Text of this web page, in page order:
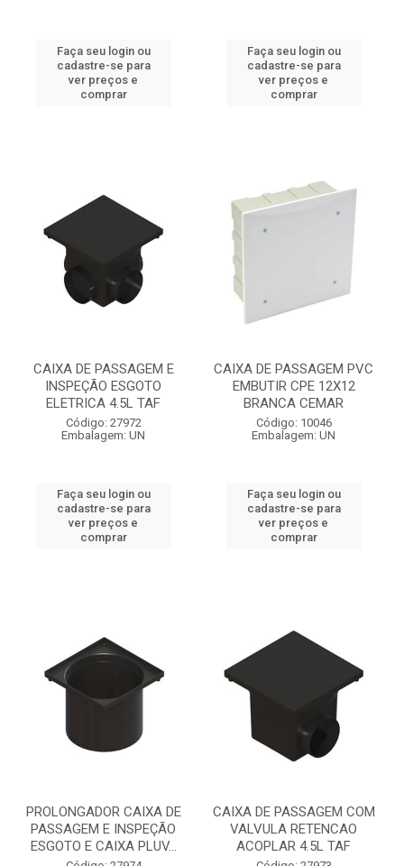
Faça seu login ou
cadastre-se para
ver preços e
comprar
Faça seu login ou
cadastre-se para
ver preços e
comprar
CAIXA DE PASSAGEM E
INSPEÇÃO ESGOTO
ELETRICA 4.5L TAF
Código: 27972
Embalagem: UN
Faça seu login ou
cadastre-se para
ver preços e
comprar
CAIXA DE PASSAGEM PVC
EMBUTIR CPE 12X12
BRANCA CEMAR
Código: 10046
Embalagem: UN
Faça seu login ou
cadastre-se para
ver preços e
comprar
PROLONGADOR CAIXA DE
PASSAGEM E INSPEÇÃO
ESGOTO E CAIXA PLUV...
CAIXA DE PASSAGEM COM
VALVULA RETENCAO
ACOPLAR 4.5L TAF